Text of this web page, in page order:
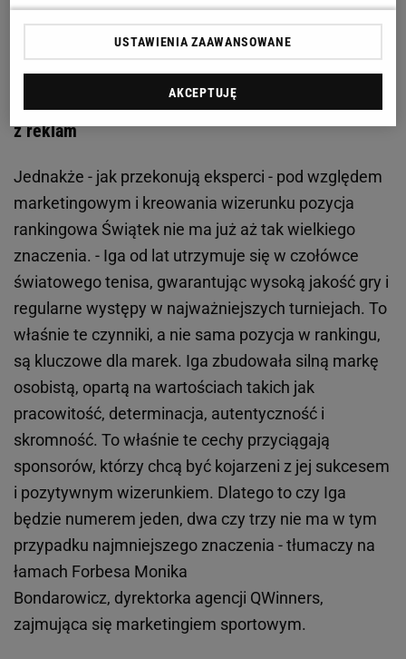
Zobacz wideoKulesza o odmładzaniu kadry i meczu
Świątek przebiła Lewandowskiego. Bajeczne sumy
z reklam
Jednakże - jak przekonują eksperci - pod względem
marketingowym i kreowania wizerunku pozycja
rankingowa Świątek nie ma już aż tak wielkiego
znaczenia. - Iga od lat utrzymuje się w czołówce
światowego tenisa, gwarantując wysoką jakość gry i
regularne występy w najważniejszych turniejach. To
właśnie te czynniki, a nie sama pozycja w rankingu,
są kluczowe dla marek. Iga zbudowała silną markę
osobistą, opartą na wartościach takich jak
pracowitość, determinacja, autentyczność i
skromność. To właśnie te cechy przyciągają
sponsorów, którzy chcą być kojarzeni z jej sukcesem
i pozytywnym wizerunkiem. Dlatego to czy Iga
będzie numerem jeden, dwa czy trzy nie ma w tym
przypadku najmniejszego znaczenia - tłumaczy na
łamach Forbesa Monika
Bondarowicz, dyrektorka agencji QWinners,
zajmująca się marketingiem sportowym.
USTAWIENIA ZAAWANSOWANE
AKCEPTUJĘ